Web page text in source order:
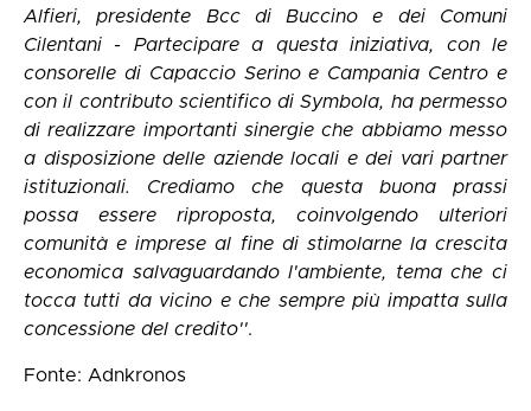
Alfieri, presidente Bcc di Buccino e dei Comuni
Cilentani - Partecipare a questa iniziativa, con le
consorelle di Capaccio Serino e Campania Centro e
con il contributo scientifico di Symbola, ha permesso
di realizzare importanti sinergie che abbiamo messo
a disposizione delle aziende locali e dei vari partner
istituzionali. Crediamo che questa buona prassi
possa essere riproposta, coinvolgendo ulteriori
comunità e imprese al fine di stimolarne la crescita
economica salvaguardando l'ambiente, tema che ci
tocca tutti da vicino e che sempre più impatta sulla
concessione del credito''.
Fonte: Adnkronos